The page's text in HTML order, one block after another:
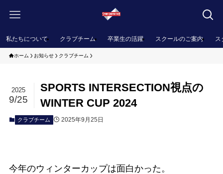
私たちについて クラブチーム 卒業生の活躍 スクールのご案内 ス
ホーム お知らせ クラブチーム
SPORTS INTERSECTION視点の
WINTER CUP 2024
2025
9/25
クラブチーム 2025年9月25日
今年のウィンターカップは面白かった。